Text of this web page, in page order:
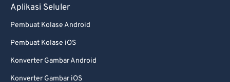
Aplikasi Seluler
Pembuat Kolase Android
Pembuat Kolase iOS
Konverter Gambar Android
Konverter Gambar iOS